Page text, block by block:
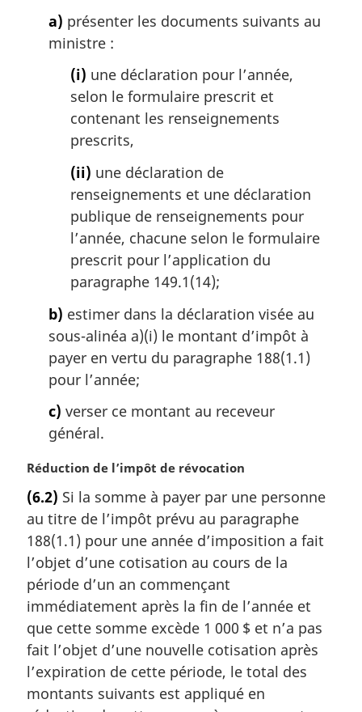
a) présenter les documents suivants au
ministre :
(i) une déclaration pour l’année,
selon le formulaire prescrit et
contenant les renseignements
prescrits,
(ii) une déclaration de
renseignements et une déclaration
publique de renseignements pour
l’année, chacune selon le formulaire
prescrit pour l’application du
paragraphe 149.1(14);
b) estimer dans la déclaration visée au
sous-alinéa a)(i) le montant d’impôt à
payer en vertu du paragraphe 188(1.1)
pour l’année;
c) verser ce montant au receveur
général.
N
t
e
m
a
g
i
n
a
l
e
:
Réduction de l’impôt de révocation
(6.2) Si la somme à payer par une personne
au titre de l’impôt prévu au paragraphe
188(1.1) pour une année d’imposition a fait
l’objet d’une cotisation au cours de la
période d’un an commençant
immédiatement après la fin de l’année et
que cette somme excède 1 000 $ et n’a pas
fait l’objet d’une nouvelle cotisation après
l’expiration de cette période, le total des
montants suivants est appliqué en